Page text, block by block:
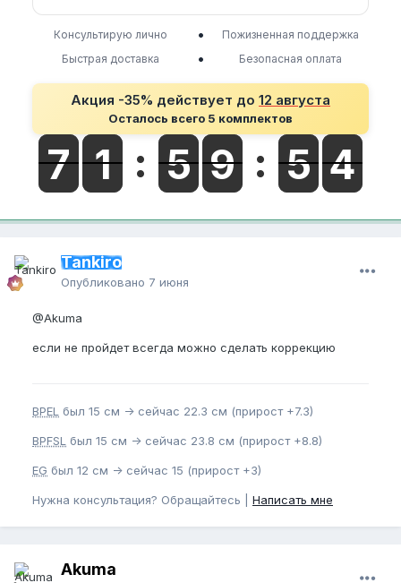
Консультирую лично •
Пожизненная поддержка
Быстрая доставка
• Безопасная оплата
Акция -35% действует до 12 августа
Осталось всего 5 комплектов
Tankiro
Опубликовано 7 июня
@Akuma
если не пройдет всегда можно сделать коррекцию
BPEL был 15 см -> сейчас 22.3 см (прирост +7.3)
BPFSL был 15 см -> сейчас 23.8 см (прирост +8.8)
EG был 12 см -> сейчас 15 (прирост +3)
Нужна консультация? Обращайтесь | Написать мне
Akuma